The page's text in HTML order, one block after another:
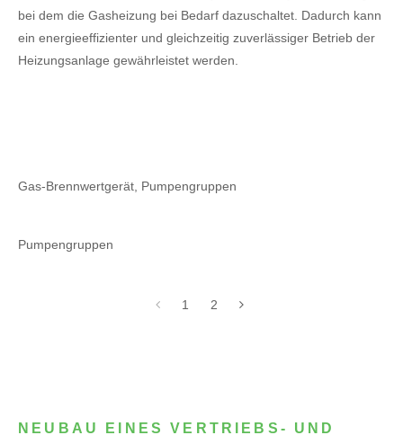
bei dem die Gasheizung bei Bedarf dazuschaltet. Dadurch kann
ein energieeffizienter und gleichzeitig zuverlässiger Betrieb der
Heizungsanlage gewährleistet werden.
Gas-Brennwertgerät, Pumpengruppen
Pumpengruppen
1 2
NEUBAU EINES VERTRIEBS- UND